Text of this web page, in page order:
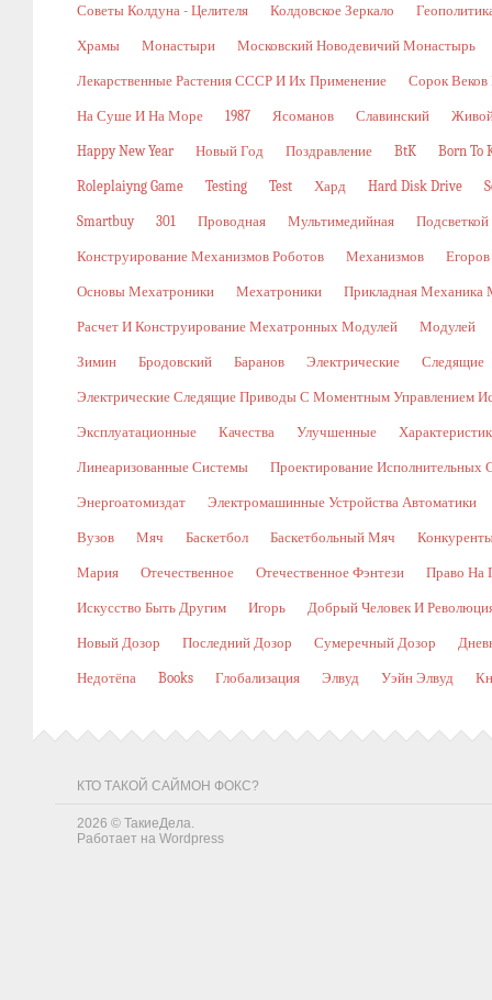
Советы Колдуна - Целителя Колдовское Зеркало
Храмы Монастыри Московский Новодевичий Монастырь
Лекарственные Растения СССР И Их Применение Сорок Веков
На Суше И На Море 1987 Ясоманов Славинский
Happy New Year Новый Год Поздравление BtK Born To
Roleplaiyng Game Testing Test Хард Hard Disk Drive
Smartbuy 301 Проводная Мультимедийная Подсветкой
Конструирование Механизмов Роботов Механизмов
Основы Мехатроники Мехатроники Прикладная Механика
Расчет И Конструирование Мехатронных Модулей Модулей
Зимин Бродовский Баранов Электрические Следящие
Электрические Следящие Приводы С Моментным Управлением
Эксплуатационные Качества Улучшенные
Линеаризованные Системы Проектирование Исполнительных
Энергоатомиздат Электромашинные Устройства Автоматики
Вузов Мяч Баскетбол Баскетбольный Мяч
Мария Отечественное Отечественное Фэнтези Право На
Искусство Быть Другим Игорь Добрый Человек И
Новый Дозор Последний Дозор Сумеречный Дозор
Недотёпа Books Глобализация Элвуд Уэйн Элвуд
КТО ТАКОЙ САЙМОН ФОКС?
2026 © ТакиеДела.
Работает на Wordpress